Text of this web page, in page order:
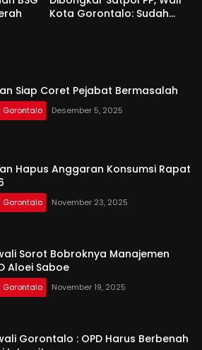
Kota Gorontalo: Sudah
Siap Coret Pejabat Bermasalah
Gorontalo Desember 5, 2025
Hapus Anggaran Konsumsi Rapat
Gorontalo November 23, 2025
Sorot Bobroknya Manajemen
Aloei Saboe
Gorontalo November 19, 2025
Gorontalo : OPD Harus Berbenah